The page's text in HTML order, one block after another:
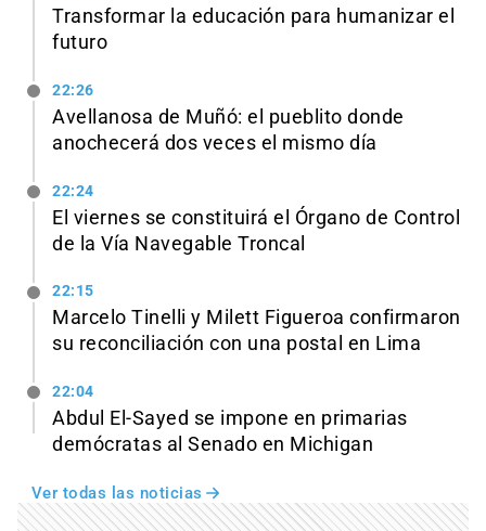
Transformar la educación para humanizar el
futuro
22:26
Avellanosa de Muñó: el pueblito donde
anochecerá dos veces el mismo día
22:24
El viernes se constituirá el Órgano de Control
de la Vía Navegable Troncal
22:15
Marcelo Tinelli y Milett Figueroa confirmaron
su reconciliación con una postal en Lima
22:04
Abdul El-Sayed se impone en primarias
demócratas al Senado en Michigan
Ver todas las noticias